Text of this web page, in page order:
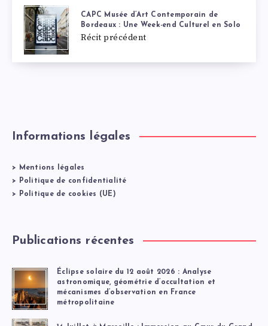
CAPC Musée d’Art Contemporain de
Bordeaux : Une Week-end Culturel en Solo
Récit précédent
Informations légales
>
Mentions légales
>
Politique de confidentialité
>
Politique de cookies (UE)
Publications récentes
Éclipse solaire du 12 août 2026 : Analyse
astronomique, géométrie d’occultation et
mécanismes d’observation en France
métropolitaine